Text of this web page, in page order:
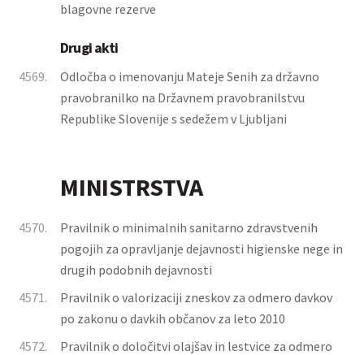
blagovne rezerve
Drugi akti
4569.
Odločba o imenovanju Mateje Senih za državno
pravobranilko na Državnem pravobranilstvu
Republike Slovenije s sedežem v Ljubljani
MINISTRSTVA
4570.
Pravilnik o minimalnih sanitarno zdravstvenih
pogojih za opravljanje dejavnosti higienske nege in
drugih podobnih dejavnosti
4571.
Pravilnik o valorizaciji zneskov za odmero davkov
po zakonu o davkih občanov za leto 2010
4572.
Pravilnik o določitvi olajšav in lestvice za odmero